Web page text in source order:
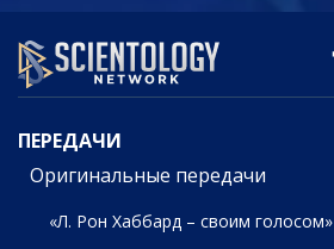
СМОТРЕТЬ СМОТРЕТЬ
ПЕРЕДАЧИ
Оригинальные передачи
«Л. Рон Хаббард – своим голосом»